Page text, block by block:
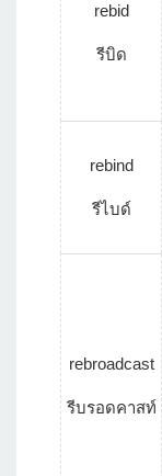
rebid
รีบิด
rebind
รีไบด์
rebroadcast
รีบรอดคาสท์